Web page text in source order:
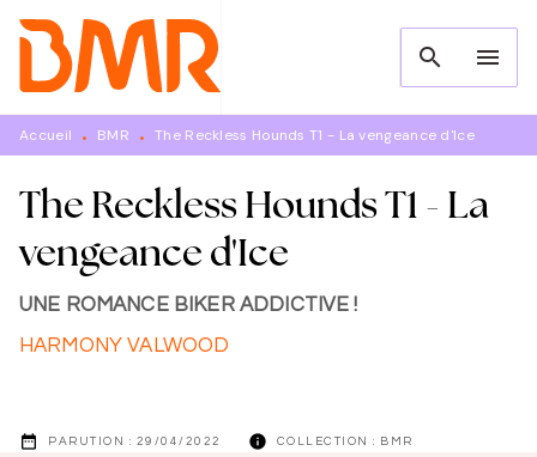
MENU RECHERCHE
PIED DE PAGE
search menu
Accueil • BMR • The Reckless Hounds T1 - La vengeance d'Ice
The Reckless Hounds T1 - La
vengeance d'Ice
UNE ROMANCE BIKER ADDICTIVE !
HARMONY VALWOOD
date_range PARUTION : 29/04/2022 info COLLECTION : BMR